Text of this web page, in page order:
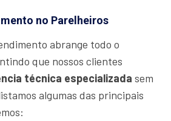
no Parelheiros
abrange todo o
que nossos clientes
técnica especializada sem
algumas das principais